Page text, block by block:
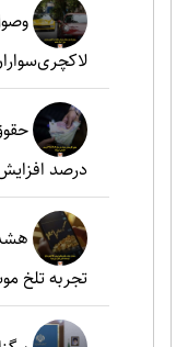
لاکچری‌سواران طی ۴
درصد
تجربه تلخ